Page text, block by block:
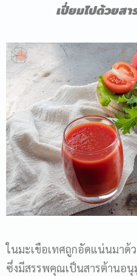
เปี่ยมไปด้วยส
ในมะเขือเทศถูกอัดแน่นมาด้
ซึ่งมีสรรพคุณเป็นสารต้านอนุ